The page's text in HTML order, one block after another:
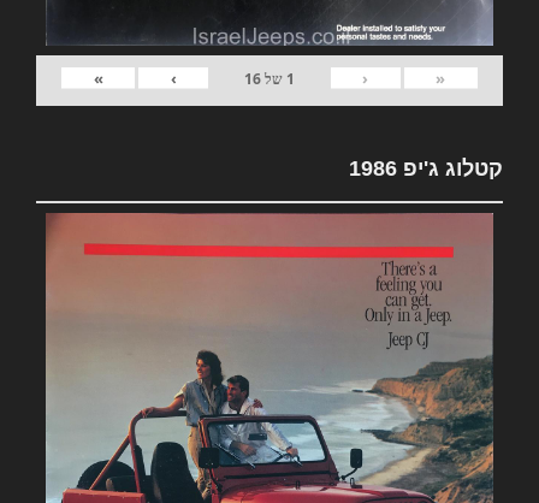
«
‹
1 של16
›
»
קטלוג ג'יפ 1986